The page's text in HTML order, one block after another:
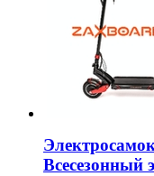
Всесезонный